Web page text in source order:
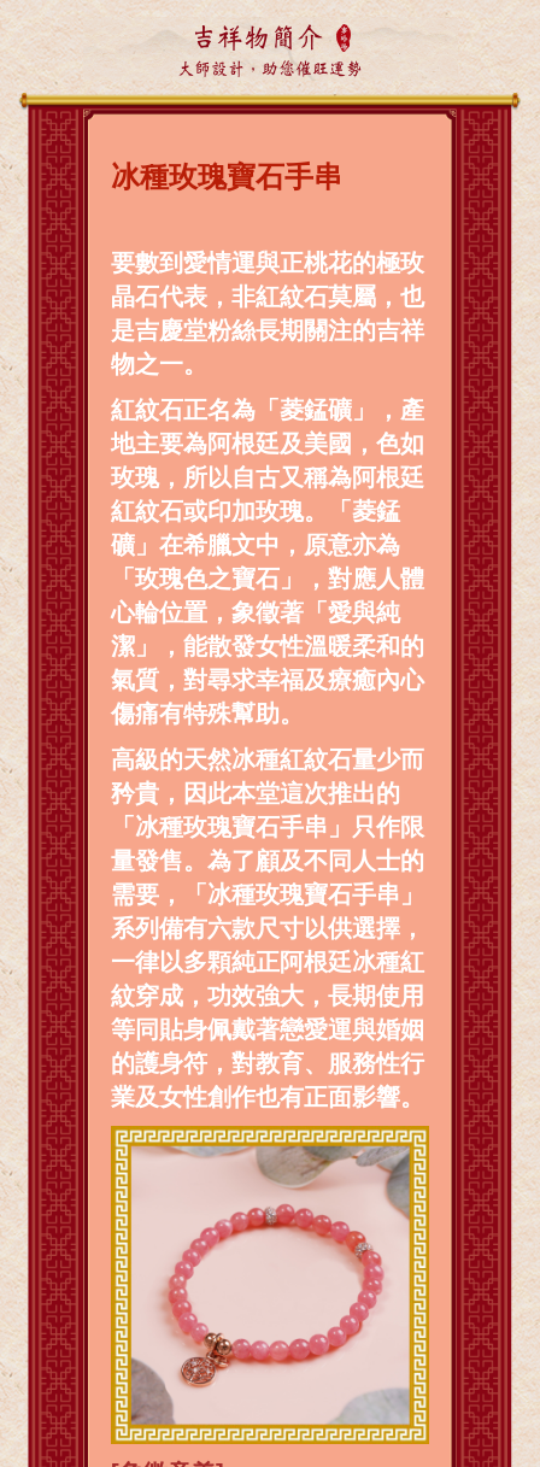
吉祥物簡介
大師設計，助您催旺運勢
冰種玫瑰寶石手串
要數到愛情運與正桃花的極玫
晶石代表，非紅紋石莫屬，也
是吉慶堂粉絲長期關注的吉祥
物之一。
紅紋石正名為「菱錳礦」，產
地主要為阿根廷及美國，色如
玫瑰，所以自古又稱為阿根廷
紅紋石或印加玫瑰。「菱錳
礦」在希臘文中，原意亦為
「玫瑰色之寶石」，對應人體
心輪位置，象徵著「愛與純
潔」，能散發女性溫暖柔和的
氣質，對尋求幸福及療癒內心
傷痛有特殊幫助。
高級的天然冰種紅紋石量少而
矜貴，因此本堂這次推出的
「冰種玫瑰寶石手串」只作限
量發售。為了顧及不同人士的
需要，「冰種玫瑰寶石手串」
系列備有六款尺寸以供選擇，
一律以多顆純正阿根廷冰種紅
紋穿成，功效強大，長期使用
等同貼身佩戴著戀愛運與婚姻
的護身符，對教育、服務性行
業及女性創作也有正面影響。